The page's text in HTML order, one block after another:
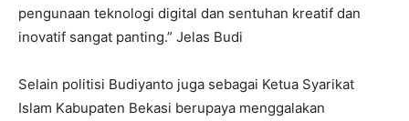
pengunaan teknologi digital dan sentuhan kreatif dan
inovatif sangat panting.” Jelas Budi
Selain politisi Budiyanto juga sebagai Ketua Syarikat
Islam Kabupaten Bekasi berupaya menggalakan